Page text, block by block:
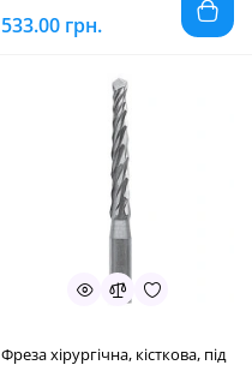
533.00 грн.
Фреза хірургічна, кісткова, під